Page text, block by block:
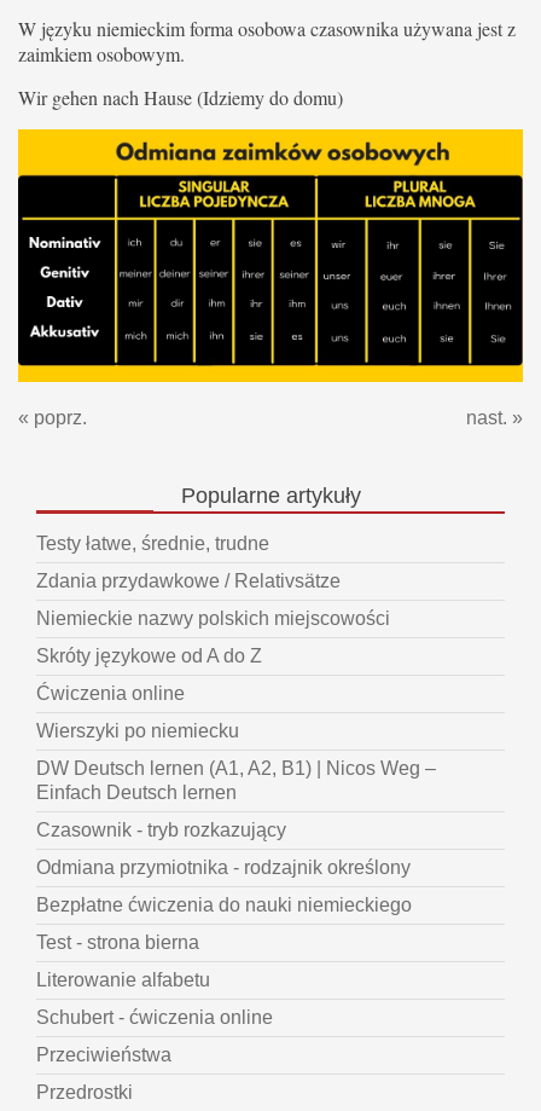
W języku niemieckim forma osobowa czasownika używana jest z
zaimkiem osobowym.
Wir gehen nach Hause (Idziemy do domu)
« poprz. nast. »
Popularneartykuły
Testy łatwe, średnie, trudne
Zdania przydawkowe / Relativsätze
Niemieckie nazwy polskich miejscowości
Skróty językowe od A do Z
Ćwiczenia online
Wierszyki po niemiecku
DW Deutsch lernen (A1, A2, B1) | Nicos Weg –
Einfach Deutsch lernen
Czasownik - tryb rozkazujący
Odmiana przymiotnika - rodzajnik określony
Bezpłatne ćwiczenia do nauki niemieckiego
Test - strona bierna
Literowanie alfabetu
Schubert - ćwiczenia online
Przeciwieństwa
Przedrostki